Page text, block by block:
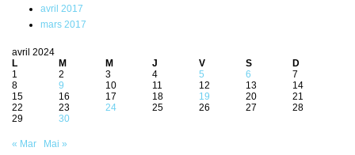
avril 2017
mars 2017
avril 2024
L
M M J V S
D
1
2 3 4 5 6
7
8
9 10 11 12 13
14
15
16 17 18 19 20
21
22
23 24 25 26 27
28
29
30
« Mar Mai »